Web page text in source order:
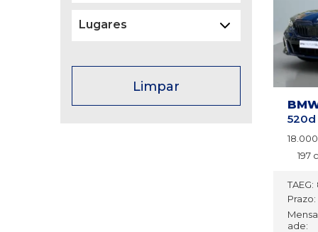
Lugares
Limpar
520d
197
TAEG:
Prazo:
ade: